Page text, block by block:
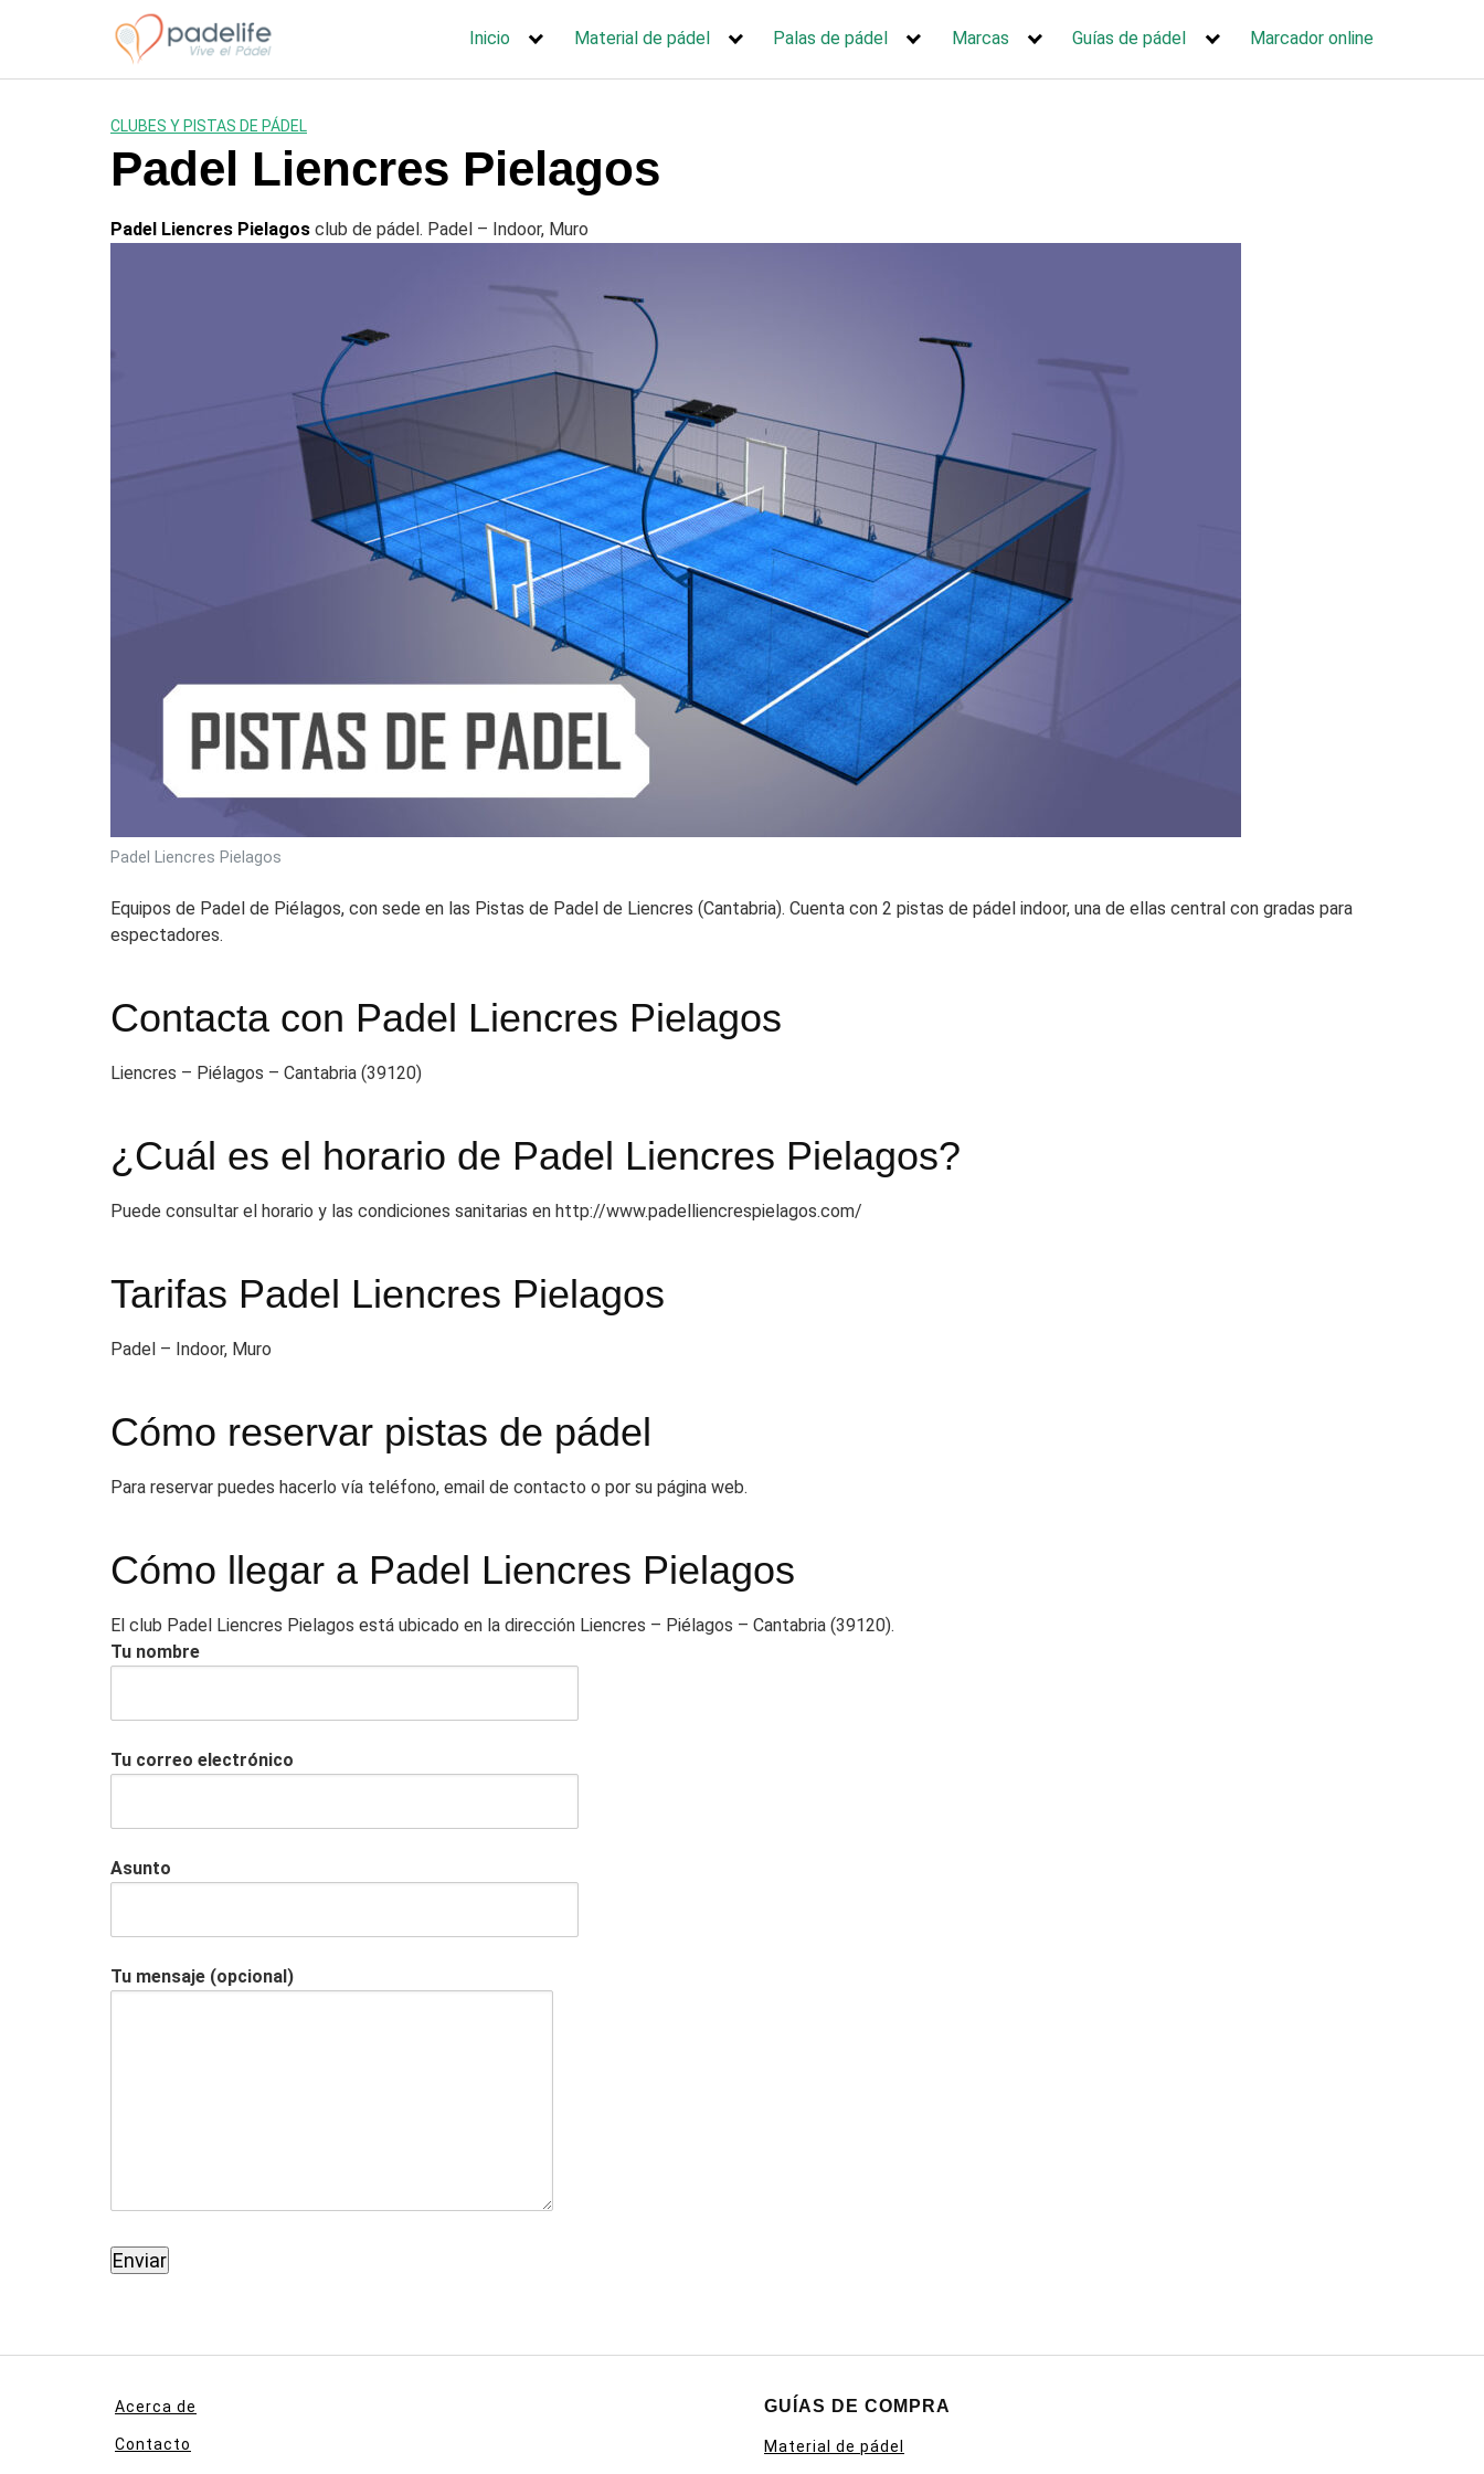
Inicio Material de pádel Palas de pádel Marcas Guías de pádel Marcador online
CLUBES Y PISTAS DE PÁDEL
Padel Liencres Pielagos
Padel Liencres Pielagos club de pádel. Padel – Indoor, Muro
Padel Liencres Pielagos
Equipos de Padel de Piélagos, con sede en las Pistas de Padel de Liencres (Cantabria). Cuenta con 2 pistas de pádel indoor, una de ellas central con gradas para
espectadores.
Contacta con Padel Liencres Pielagos
Liencres – Piélagos – Cantabria (39120)
¿Cuál es el horario de Padel Liencres Pielagos?
Puede consultar el horario y las condiciones sanitarias en http://www.padelliencrespielagos.com/
Tarifas Padel Liencres Pielagos
Padel – Indoor, Muro
Cómo reservar pistas de pádel
Para reservar puedes hacerlo vía teléfono, email de contacto o por su página web.
Cómo llegar a Padel Liencres Pielagos
El club Padel Liencres Pielagos está ubicado en la dirección Liencres – Piélagos – Cantabria (39120).
Tu nombre
Tu correo electrónico
Asunto
Tu mensaje (opcional)
Acerca de
Contacto
GUÍAS DE COMPRA
Material de pádel